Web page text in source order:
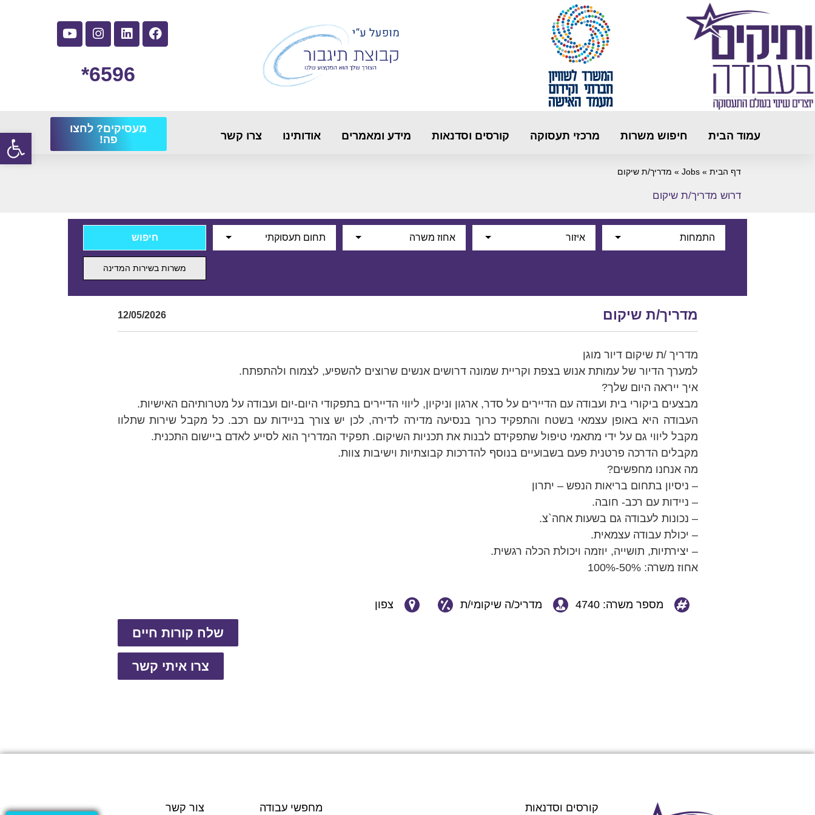
6596*
עמוד הבית חיפוש משרות מרכזי תעסוקה קורסים וסדנאות מידע ומאמרים אודותינו צרו קשר
מעסיקים? לחצו
פה!
דף הבית »
Jobs
» מדריך/ת שיקום
דרוש מדריך/ת שיקום
התמחות איזור אחוז משרה תחום תעסוקתי
משרות בשירות המדינה
מדריך/ת שיקום 12/05/2026
מדריך /ת שיקום דיור מוגן
למערך הדיור של עמותת אנוש בצפת וקריית שמונה דרושים אנשים שרוצים להשפיע, לצמוח ולהתפתח.
איך ייראה היום שלך?
מבצעים ביקורי בית ועבודה עם הדיירים על סדר, ארגון וניקיון, ליווי הדיירים בתפקודי היום-יום ועבודה על מטרותיהם האישיות.
העבודה היא באופן עצמאי בשטח והתפקיד כרוך בנסיעה מדירה לדירה, לכן יש צורך בניידות עם רכב. כל מקבל שירות שתלוו
מקבל ליווי גם על ידי מתאמי טיפול שתפקידם לבנות את תכניות השיקום. תפקיד המדריך הוא לסייע לאדם ביישום התכנית.
מקבלים הדרכה פרטנית פעם בשבועיים בנוסף להדרכות קבוצתיות וישיבות צוות.
מה אנחנו מחפשים?
– ניסיון בתחום בריאות הנפש – יתרון
– ניידות עם רכב- חובה.
– נכונות לעבודה גם בשעות אחה`צ.
– יכולת עבודה עצמאית.
– יצירתיות, תושייה, יוזמה ויכולת הכלה רגשית.
אחוז משרה: 50%-100%
מספר משרה: 4740 מדריכ/ה שיקומי/ת צפון
שלח קורות חיים
צרו איתי קשר
קורסים וסדנאות מחפשי עבודה צור קשר